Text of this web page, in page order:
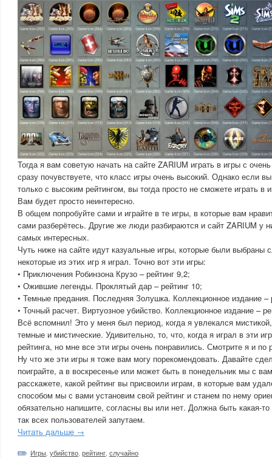
Тогда я вам советую начать на сайте ZARIUM играть в игры с
сразу почувствуете, что класс игры очень высокий. Однако если
только с высоким рейтингом, вы тогда просто не сможете играть в
Вам будет просто неинтересно.
В общем попробуйте сами и играйте в те игры, в которые вам
сами разберётесь. Другие же люди разбираются и сайт ZARIUM у
самых интересных.
Чуть ниже на сайте идут казуальные игры, которые были выбраны
некоторые из этих игр я играл. Точно вот эти игры:
• Приключения Робинзона Крузо – рейтинг 9,2;
• Ожившие легенды. Проклятый дар – рейтинг 10;
• Темные предания. Последняя Золушка. Коллекционное издание –
• Точный расчет. Виртуозное убийство. Коллекционное издание –
Всё вспомнил! Это у меня был период, когда я увлекался
темные и мистические. Удивительно, то, что, когда я играл в эти
рейтинга, но мне все эти игры очень понравились. Смотрите я и по
Ну что же эти игры я тоже вам могу порекомендовать. Давайте
поиграйте, а в воскресенье или может быть в понедельник мы с
расскажете, какой рейтинг вы присвоили играм, в которые вам
способом мы с вами установим свой рейтинг и станем по нему
обязательно напишите, согласны вы или нет. Должна быть какая-
так всех пользователей запутаем.
Читать дальше →
Игры убийство рейтинг случайно